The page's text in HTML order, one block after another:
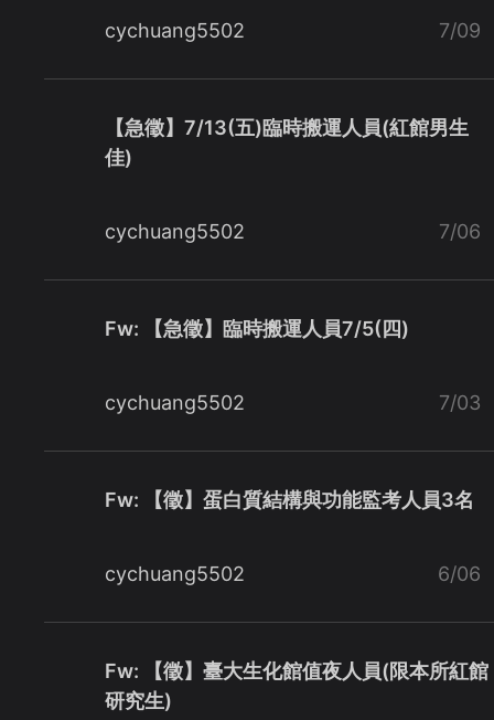
cychuang5502 7/09
【急徵】7/13(五)臨時搬運人員(紅館男生
佳)
cychuang5502 7/06
Fw: 【急徵】臨時搬運人員7/5(四)
cychuang5502 7/03
Fw: 【徵】蛋白質結構與功能監考人員3名
cychuang5502 6/06
Fw: 【徵】臺大生化館值夜人員(限本所紅館
研究生)